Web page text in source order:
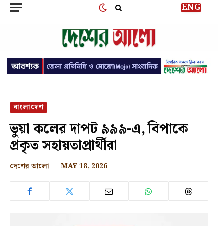
ENG
বাংলাদেশ
ভুয়া কলের দাপট ৯৯৯-এ, বিপাকে
প্রকৃত সহায়তাপ্রার্থীরা
দেশের আলো MAY 18, 2026